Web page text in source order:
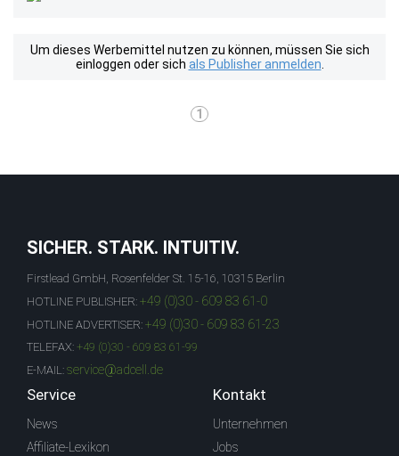
Um dieses Werbemittel nutzen zu können, müssen Sie sich
einloggen oder sich als Publisher anmelden
1
SICHER. STARK. INTUITIV.
Firstlead GmbH, Rosenfelder St. 15-16, 10315 Berlin
HOTLINE PUBLISHER: +49 (0)30 - 609 83 61-0
HOTLINE ADVERTISER: +49 (0)30 - 609 83 61-23
TELEFAX: +49 (0)30 - 609 83 61-99
E-MAIL: service@adcell.de
Service
News
Affiliate-Lexikon
Kontakt
Unternehmen
Jobs